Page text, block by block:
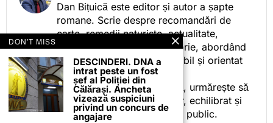
Dan Bițuică este editor și autor a șapte
romane. Scrie despre recomandări de
carte, remedii naturiste, actualitate,
cotidian politic, sport și istorie, abordând
subiectele într-un stil accesibil și orientat
spre informare.
Prin activitatea sa editorială, urmărește să
ofere cititorilor conținut clar, echilibrat și
relevant, adaptat interesului public.
DON'T MISS
DESCINDERI. DNA a
intrat peste un fost
șef al Poliției din
Călărași. Ancheta
vizează suspiciuni
privind un concurs de
angajare